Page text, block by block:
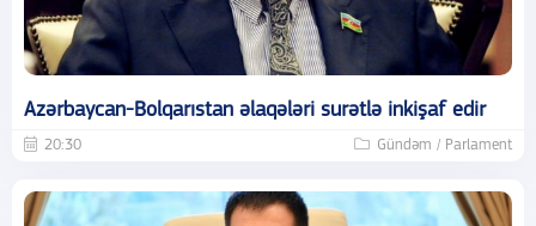
Azərbaycan-Bolqarıstan əlaqələri surətlə inkişaf edir
20:30 Gündəm / Parlament